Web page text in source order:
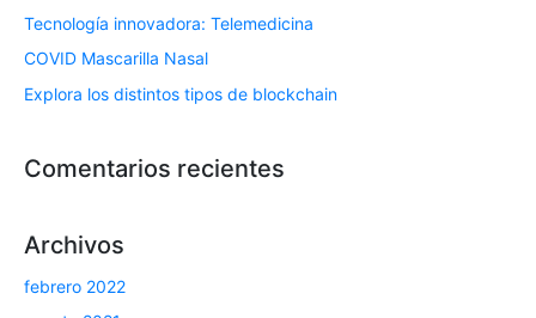
Tecnología innovadora: Telemedicina
COVID Mascarilla Nasal
Explora los distintos tipos de blockchain
Comentarios recientes
Archivos
febrero 2022